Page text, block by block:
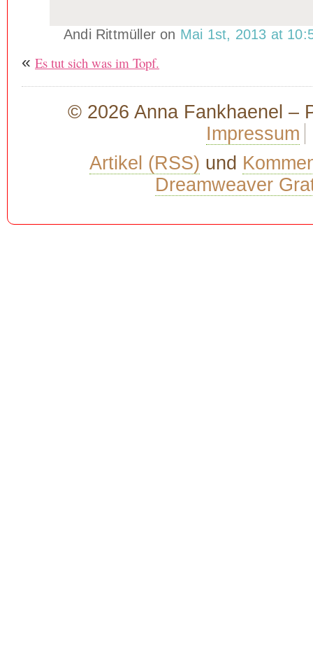
Andi Rittmüller on Mai 1st, 2013 at
« Es tut sich was im Topf.
© 2026 Anna Fankhaenel –
Impressum
Artikel (RSS) und
Dreamweaver